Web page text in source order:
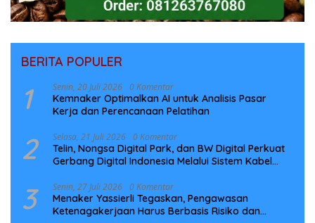
BERITA POPULER
1 Senin, 20 Juli 2026 0 Komentar
Kemnaker Optimalkan AI untuk Analisis Pasar
Kerja dan Perencanaan Pelatihan
2 Selasa, 21 Juli 2026 0 Komentar
Telin, Nongsa Digital Park, dan BW Digital Perkuat
Gerbang Digital Indonesia Melalui Sistem Kabel
3 Senin, 27 Juli 2026 0 Komentar
Menaker Yassierli Tegaskan, Pengawasan
Ketenagakerjaan Harus Berbasis Risiko dan